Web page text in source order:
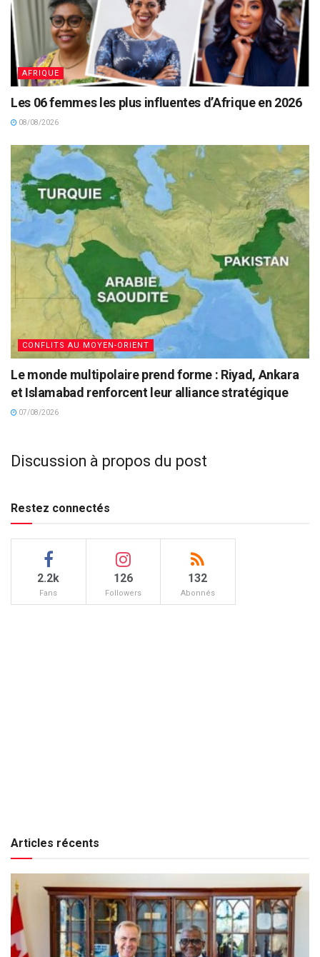
AFRIQUE
Les 06 femmes les plus influentes d’Afrique en 2026
08/08/2026
CONFLITS AU MOYEN-ORIENT
Le monde multipolaire prend forme : Riyad, Ankara
et Islamabad renforcent leur alliance stratégique
07/08/2026
Discussion à propos du post
Restez connectés
2.2k
Fans
126
Followers
132
Abonnés
Articles récents